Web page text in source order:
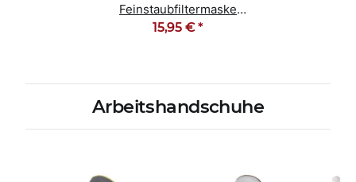
Feinstaubfiltermaske
Staubmaske FFP2 NR D
15,95 €*
Arbeitshandschuhe